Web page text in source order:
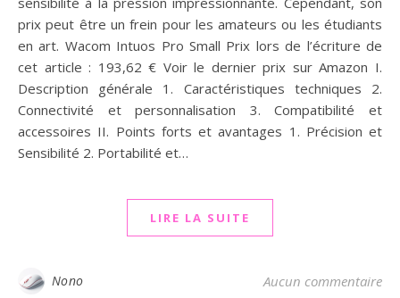
prix peut être un frein pour les amateurs ou les étudiants
en art. Wacom Intuos Pro Small Prix lors de l’écriture de
cet article : 193,62 € Voir le dernier prix sur Amazon I.
Description générale 1. Caractéristiques techniques 2.
Connectivité et personnalisation 3. Compatibilité et
accessoires II. Points forts et avantages 1. Précision et
Sensibilité 2. Portabilité et…
LIRE LA SUITE
Nono Aucun commentaire